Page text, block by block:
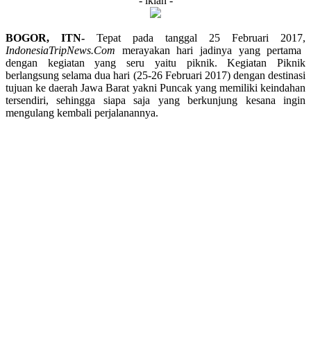
BOGOR, ITN- Tepat pada tanggal 25 Februari 2017,
IndonesiaTripNews.Com merayakan hari jadinya yang pertama
dengan kegiatan yang seru yaitu piknik. Kegiatan Piknik
berlangsung selama dua hari (25-26 Februari 2017) dengan destinasi
tujuan ke daerah Jawa Barat yakni Puncak yang memiliki keindahan
tersendiri, sehingga siapa saja yang berkunjung kesana ingin
mengulang kembali perjalanannya.